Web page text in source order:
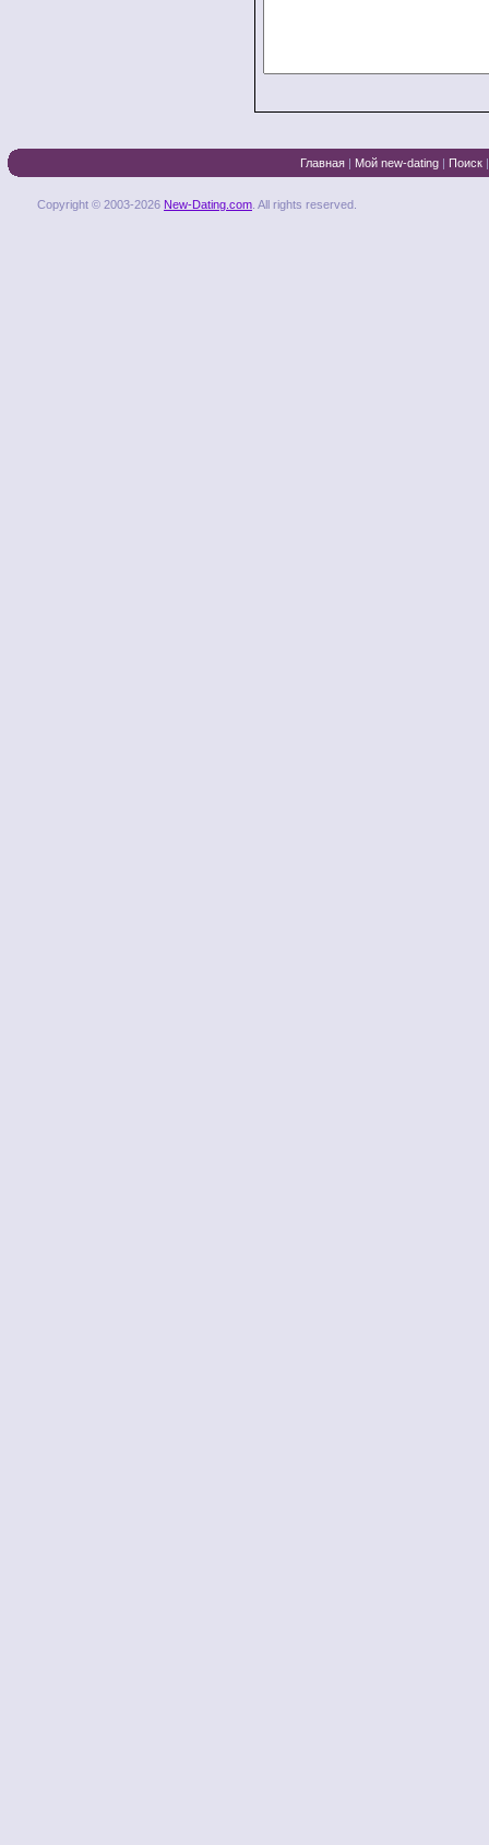
Главная | Мой new-dating | Поиск
Copyright © 2003-2026 New-Dating.com . All rights reserved.